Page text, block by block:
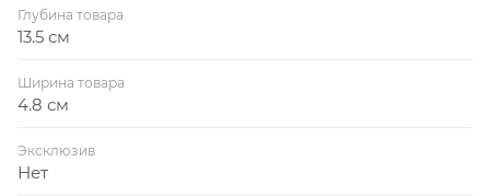
Глубина товара
13.5 см
Ширина товара
4.8 см
Эксклюзив
Нет